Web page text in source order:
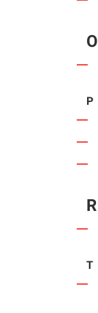
O
P
R
T